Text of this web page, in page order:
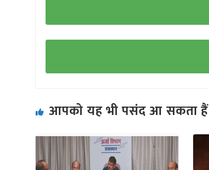
आपको यह भी पसंद आ सकता हैं